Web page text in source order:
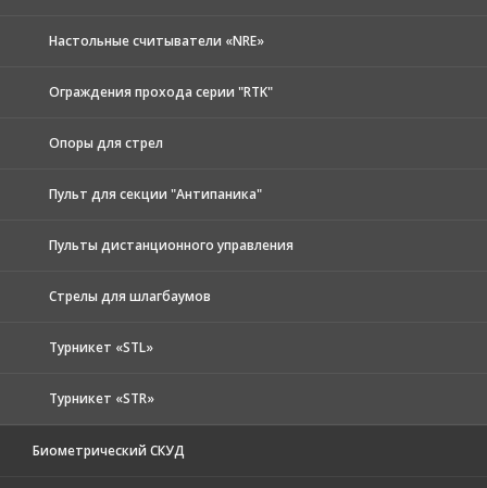
Настольные считыватели «NRE»
Ограждения прохода серии "RTK"
Опоры для стрел
Пульт для секции "Антипаника"
Пульты дистанционного управления
Стрелы для шлагбаумов
Турникет «STL»
Турникет «STR»
Биометрический СКУД